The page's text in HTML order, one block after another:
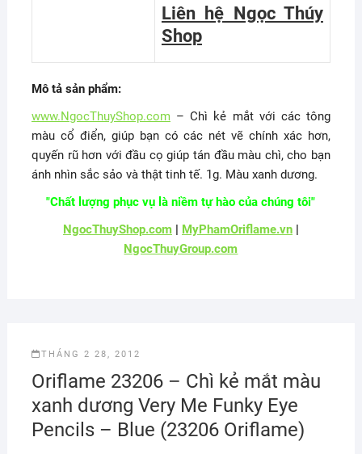
Liên hệ Ngọc Thúy
Shop
Mô tả sản phẩm:
www.NgocThuyShop.com– Chì kẻ mắt với các tông
màu cổ điển, giúp bạn có các nét vẽ chính xác hơn,
quyến rũ hơn với đầu cọ giúp tán đầu màu chì, cho bạn
ánh nhìn sắc sảo và thật tinh tế. 1g. Màu xanh dương.
"Chất lượng phục vụ là niềm tự hào của chúng tôi"
NgocThuyShop.com| MyPhamOriflame.vn|
NgocThuyGroup.com
THÁNG 2 28, 2012
Oriflame 23206 – Chì kẻ mắt màu
xanh dương Very Me Funky Eye
Pencils – Blue (23206 Oriflame)